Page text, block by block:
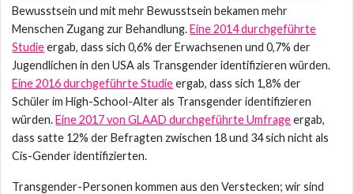
Bewusstsein und mit mehr Bewusstsein bekamen mehr
Menschen Zugang zur Behandlung.Eine 2014 durchgeführte
Studieergab, dass sich 0,6% der Erwachsenen und 0,7% der
Jugendlichen in den USA als Transgender identifizieren würden.
Eine 2016 durchgeführte Studieergab, dass sich 1,8% der
Schüler im High-School-Alter als Transgender identifizieren
würden.Eine 2017 von GLAAD durchgeführte Umfrageergab,
dass satte 12% der Befragten zwischen 18 und 34 sich nicht als
Cis-Gender identifizierten.
Transgender-Personen kommen aus den Verstecken; wir sind